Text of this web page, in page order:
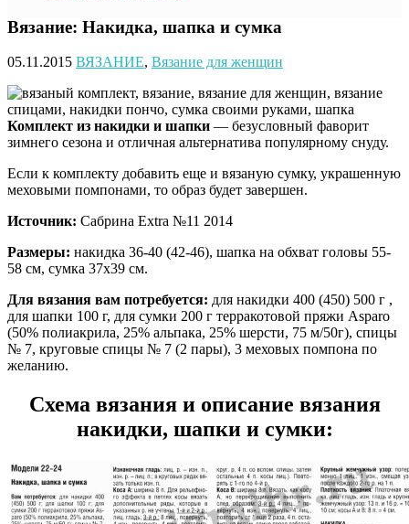
Вязание: Накидка, шапка и сумка
05.11.2015 ВЯЗАНИЕ, Вязание для женщин
Комплект из накидки и шапки — безусловный фаворит
зимнего сезона и отличная альтернатива популярному снуду.
Если к комплекту добавить еще и вязаную сумку, украшенную
меховыми помпонами, то образ будет завершен.
Источник: Сабрина Extra №11 2014
Размеры: накидка 36-40 (42-46), шапка на обхват головы 55-
58 см, сумка 37х39 см.
Для вязания вам потребуется: для накидки 400 (450) 500 г ,
для шапки 100 г, для сумки 200 г терракотовой пряжи Asparo
(50% полиакрила, 25% альпака, 25% шерсти, 75 м/50г), спицы
№ 7, круговые спицы № 7 (2 пары), 3 меховых помпона по
желанию.
Схема вязания и описание вязания
накидки, шапки и сумки: